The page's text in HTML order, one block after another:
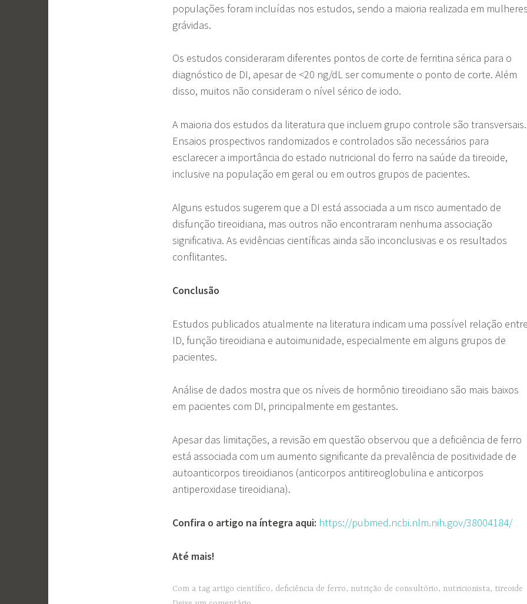
populações foram incluídas nos estudos, sendo a maioria realizada em
grávidas.
Os estudos consideraram diferentes pontos de corte de ferritina sérica para o
diagnóstico de DI, apesar de <20 ng/dL ser comumente o ponto de corte. Além
disso, muitos não consideram o nível sérico de iodo.
A maioria dos estudos da literatura que incluem grupo controle são transversais.
Ensaios prospectivos randomizados e controlados são necessários para
esclarecer a importância do estado nutricional do ferro na saúde da tireoide,
inclusive na população em geral ou em outros grupos de pacientes.
Alguns estudos sugerem que a DI está associada a um risco aumentado de
disfunção tireoidiana, mas outros não encontraram nenhuma associação
significativa. As evidências científicas ainda são inconclusivas e os resultados
conflitantes.
Conclusão
Estudos publicados atualmente na literatura indicam uma possível relação
ID, função tireoidiana e autoimunidade, especialmente em alguns grupos de
pacientes.
Análise de dados mostra que os níveis de hormônio tireoidiano são mais baixos
em pacientes com DI, principalmente em gestantes.
Apesar das limitações, a revisão em questão observou que a deficiência de ferro
está associada com um aumento significante da prevalência de positividade de
autoanticorpos tireoidianos (anticorpos antitireoglobulina e anticorpos
antiperoxidase tireoidiana).
Confira o artigo na íntegra aqui: https://pubmed.ncbi.nlm.nih.gov/38004184/
Até mais!
Com a tag artigo científico, deficiência de ferro, nutrição de consultório, nutricionista, tireoide